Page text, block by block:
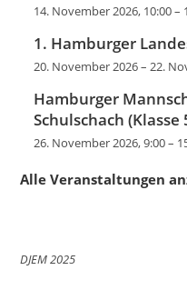
14. November 2026, 10:00–
1. Hamburger
20. November 2026–22.
Hamburger
Schulschach (Klasse
26. November 2026, 9:00–
Alle Veranstaltungen
DJEM 2025